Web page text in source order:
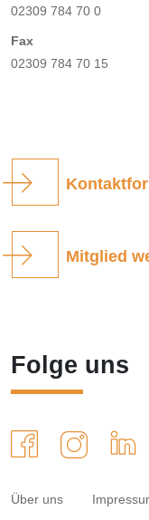
02309 784 70 0
Fax
02309 784 70 15
Mitglied
Folge uns
Über uns